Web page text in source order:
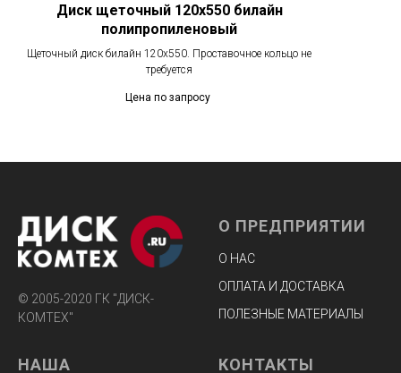
Диск щеточный 120х550 билайн
полипропиленовый
Щеточный диск билайн 120х550. Проставочное кольцо не
требуется
Цена по запросу
© 2005-2020 ГК "ДИСК-
КОМТЕХ"
О ПРЕДПРИЯТИИ
О НАС
ОПЛАТА И ДОСТАВКА
ПОЛЕЗНЫЕ МАТЕРИАЛЫ
НАША КОНТАКТЫ